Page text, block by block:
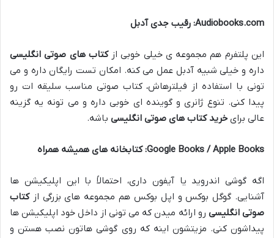
Audiobooks.com: رقیب جدی آدبل
این پلتفرم هم مجموعه ی خیلی خوبی ازکتاب های صوتی انگلیسی
داره و خیلی شبیه آدبل عمل می کنه. امکان تست رایگان داره و می
تونی با استفاده از فیلترهاش، کتاب صوتی مناسب سلیقه ات رو
پیدا کنی. تنوع ژانری و گوینده ای خوبی داره و می تونه یه گزینه
عالی برای خرید کتاب های صوتی انگلیسی باشه.
Google Books / Apple Books: کتابخانه های همیشه همراه
اگه گوشی اندروید یا آیفون داری، احتمالاً با این اپلیکیشن ها
آشنایی. گوگل بوکس و اپل بوکس هم مجموعه های بزرگی ازکتاب
صوتی انگلیسی رو ارائه میدن که می تونی از داخل خود اپلیکیشن ها
پیداشون کنی. مزیتشون اینه که روی گوشی هاتون نصب هستن و